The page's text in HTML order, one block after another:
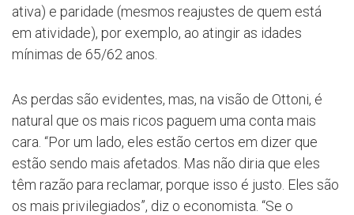
ativa) e paridade (mesmos reajustes de quem está
em atividade), por exemplo, ao atingir as idades
mínimas de 65/62 anos.
As perdas são evidentes, mas, na visão de Ottoni, é
natural que os mais ricos paguem uma conta mais
cara. “Por um lado, eles estão certos em dizer que
estão sendo mais afetados. Mas não diria que eles
têm razão para reclamar, porque isso é justo. Eles são
os mais privilegiados”, diz o economista. “Se o